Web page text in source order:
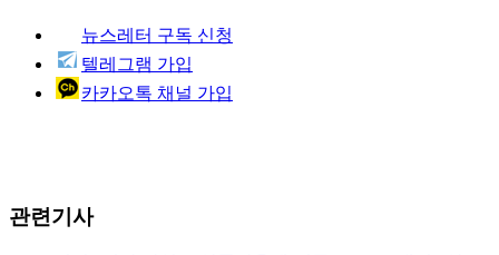
뉴스레터 구독 신청
텔레그램 가입
카카오톡 채널 가입
관련기사